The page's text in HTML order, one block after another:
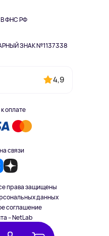
ФНС РФ
ЗНАК №1137338
4,9
оплате
связи
права защищены
данных
соглашение
– NetLab